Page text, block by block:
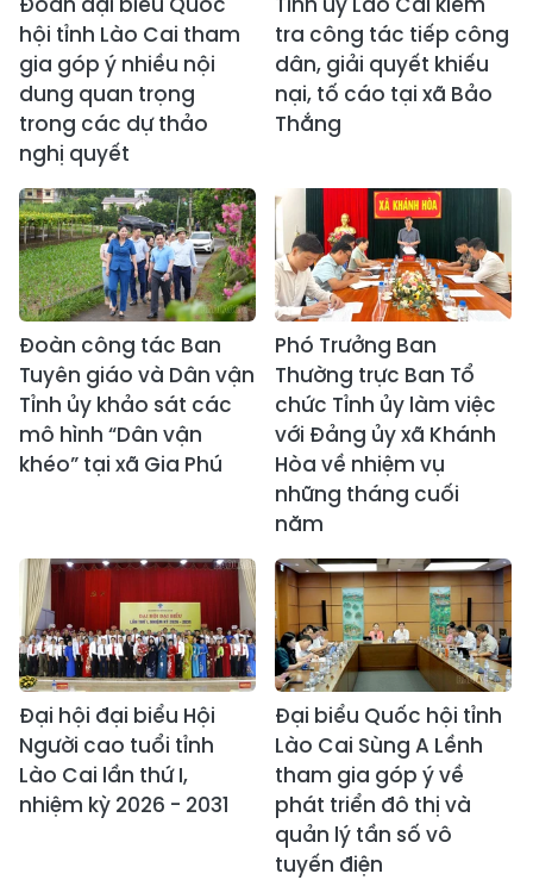
hội tỉnh Lào Cai tham
gia góp ý nhiều nội
dung quan trọng
trong các dự thảo
nghị quyết
tra công tác tiếp công
dân, giải quyết khiếu
nại, tố cáo tại xã Bảo
Thắng
Đoàn công tác Ban
Tuyên giáo và Dân vận
Tỉnh ủy khảo sát các
mô hình “Dân vận
khéo” tại xã Gia Phú
Phó Trưởng Ban
Thường trực Ban Tổ
chức Tỉnh ủy làm việc
với Đảng ủy xã Khánh
Hòa về nhiệm vụ
những tháng cuối
năm
Đại hội đại biểu Hội
Người cao tuổi tỉnh
Lào Cai lần thứ I,
nhiệm kỳ 2026 - 2031
Đại biểu Quốc hội tỉnh
Lào Cai Sùng A Lềnh
tham gia góp ý về
phát triển đô thị và
quản lý tần số vô
tuyến điện